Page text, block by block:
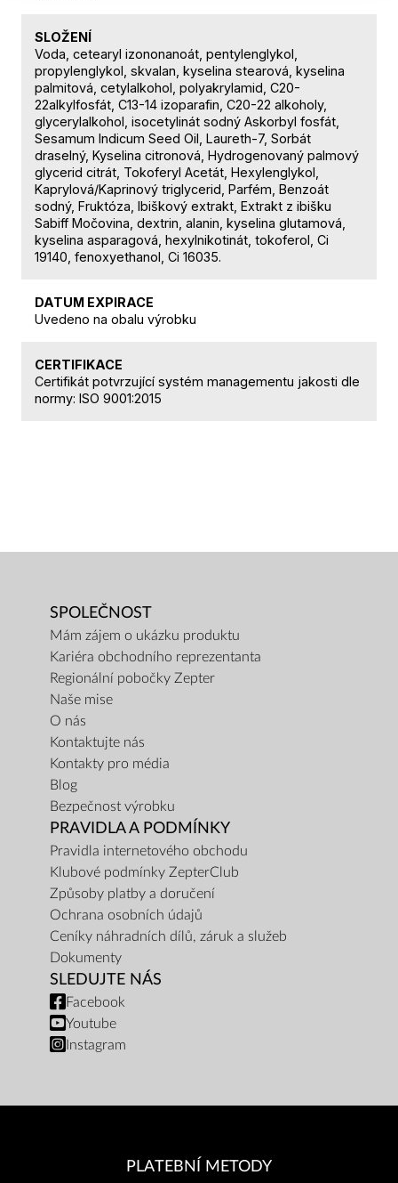
SLOŽENÍ
Voda, cetearyl izononanoát, pentylenglykol,
propylenglykol, skvalan, kyselina stearová, kyselina
palmitová, cetylalkohol, polyakrylamid, C20-
22alkylfosfát, C13-14 izoparafin, C20-22 alkoholy,
glycerylalkohol, isocetylinát sodný Askorbyl fosfát,
Sesamum Indicum Seed Oil, Laureth-7, Sorbát
draselný, Kyselina citronová, Hydrogenovaný palmový
glycerid citrát, Tokoferyl Acetát, Hexylenglykol,
Kaprylová/Kaprinový triglycerid, Parfém, Benzoát
sodný, Fruktóza, Ibiškový extrakt, Extrakt z ibišku
Sabiff Močovina, dextrin, alanin, kyselina glutamová,
kyselina asparagová, hexylnikotinát, tokoferol, Ci
19140, fenoxyethanol, Ci 16035.
DATUM EXPIRACE
Uvedeno na obalu výrobku
CERTIFIKACE
Certifikát potvrzující systém managementu jakosti dle
normy: ISO 9001:2015
SPOLEČNOST
Mám zájem o ukázku produktu
Kariéra obchodního reprezentanta
Regionální pobočky Zepter
Naše mise
O nás
Kontaktujte nás
Kontakty pro média
Blog
Bezpečnost výrobku
PRAVIDLA A PODMÍNKY
Pravidla internetového obchodu
Klubové podmínky ZepterClub
Způsoby platby a doručení
Ochrana osobních údajů
Ceníky náhradních dílů, záruk a služeb
Dokumenty
SLEDUJTE NÁS
Facebook
Youtube
Instagram
PLATEBNÍ METODY